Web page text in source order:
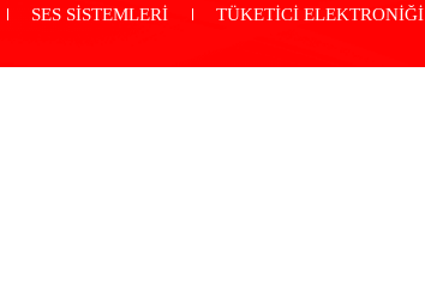
SES SİSTEMLERİ TÜKETİCİ ELEKTRONİĞİ